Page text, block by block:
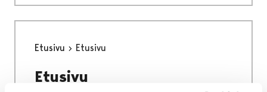
Etusivu Etusivu
Etusivu